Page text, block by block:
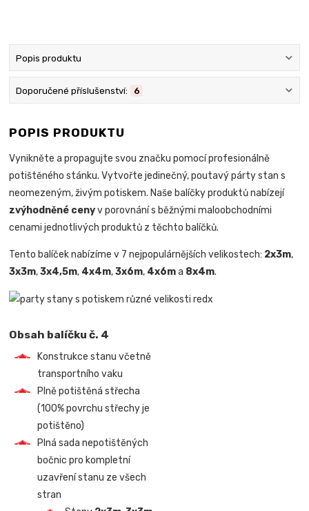
Popis produktu
Doporučené příslušenství: 6
POPIS PRODUKTU
Vynikněte a propagujte svou značku pomocí profesionálně
potištěného stánku. Vytvořte jedinečný, poutavý párty stan s
neomezeným, živým potiskem. Naše balíčky produktů nabízejí
zvýhodněné cenyv porovnání s běžnými maloobchodními
cenami jednotlivých produktů z těchto balíčků.
Tento balíček nabízíme v 7 nejpopulárnějších velikostech: 2x3m,
3x3m,3x4,5m, 4x4m,3x6m, 4x6ma 8x4m.
Obsah balíčku č. 4
Konstrukce stanu včetně
transportního vaku
Plně potištěná střecha
(100% povrchu střechy je
potištěno)
Plná sada nepotištěných
bočnic pro kompletní
uzavření stanu ze všech
stran